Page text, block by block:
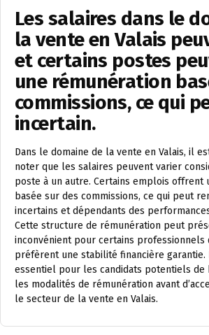
Les salaires dans le
la vente en Valais
et certains postes
une rémunération
commissions, ce qui
incertain.
Dans le domaine de la vente en Valais, il
noter que les salaires peuvent varier
poste à un autre. Certains emplois offrent
basée sur des commissions, ce qui peut
incertains et dépendants des
Cette structure de rémunération peut
inconvénient pour certains professionnels
préfèrent une stabilité financière garantie.
essentiel pour les candidats potentiels de
les modalités de rémunération avant
le secteur de la vente en Valais.